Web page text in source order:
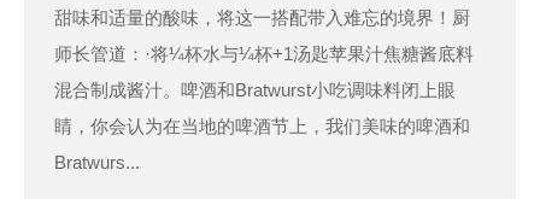
甜味和适量的酸味，将这一搭配带入难忘的境界！厨
师长管道：·将¼杯水与¼杯+1汤匙苹果汁焦糖酱底料
混合制成酱汁。啤酒和Bratwurst小吃调味料闭上眼
睛，你会认为在当地的啤酒节上，我们美味的啤酒和
Bratwurs...